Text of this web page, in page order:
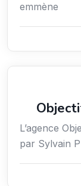
emmène
L’agence
par Sylvain